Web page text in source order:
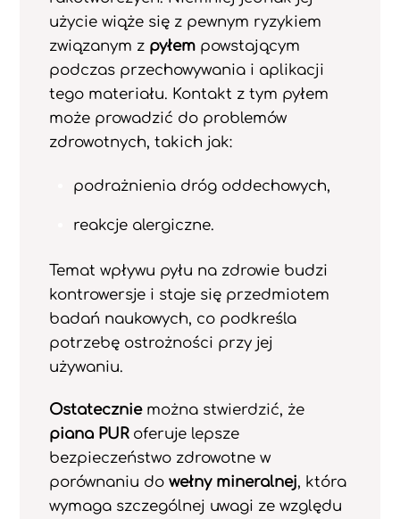
użycie wiąże się z pewnym ryzykiem
związanym z pyłempowstającym
podczas przechowywania i aplikacji
tego materiału. Kontakt z tym pyłem
może prowadzić do problemów
zdrowotnych, takich jak:
podrażnienia dróg oddechowych,
reakcje alergiczne.
Temat wpływu pyłu na zdrowie budzi
kontrowersje i staje się przedmiotem
badań naukowych, co podkreśla
potrzebę ostrożności przy jej
używaniu.
Ostateczniemożna stwierdzić, że
piana PURoferuje lepsze
bezpieczeństwo zdrowotne w
porównaniu do wełny mineralnej, która
wymaga szczególnej uwagi ze względu